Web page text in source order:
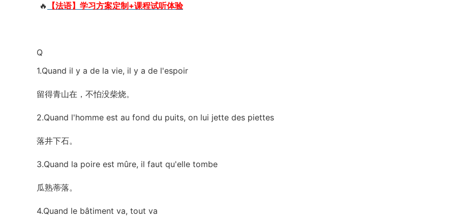
🔥 【法语】学习方案定制+课程试听体验
Q
1.Quand il y a de la vie, il y a de l'espoir
留得青山在，不怕没柴烧。
2.Quand l'homme est au fond du puits, on lui jette des piettes
落井下石。
3.Quand la poire est mûre, il faut qu'elle tombe
瓜熟蒂落。
4.Quand le bâtiment va, tout va